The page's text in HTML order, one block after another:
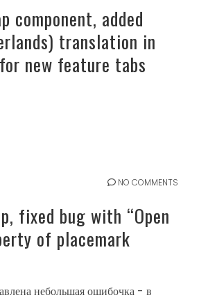
component, added
translation in
new feature tabs
NO COMMENTS
fixed bug with “Open
of placemark
небольшая ошибочка - в